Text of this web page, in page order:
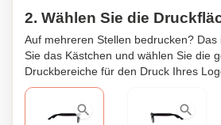
2. Wählen Sie die
Auf mehreren Stellen bedrucken?
Sie das Kästchen und wählen Sie die
Druckbereiche für den Druck Ihres